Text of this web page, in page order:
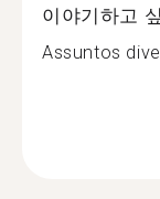
이야기하고
Assuntos